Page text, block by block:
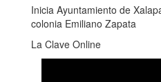
Inicia Ayuntamiento de
colonia Emiliano Zapata
La Clave Online